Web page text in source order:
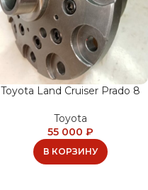
Toyota Land Cruiser Prado 8
Toyota
55 000 ₽
В КОРЗИНУ